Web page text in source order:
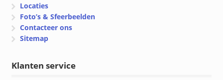
Locaties
Foto’s & Sfeerbeelden
Contacteer ons
Sitemap
Klanten service